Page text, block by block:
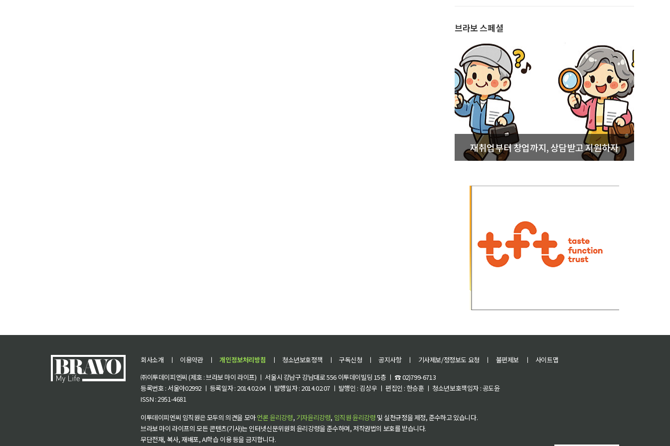
브라보 스페셜
재취업부터 창업까지, 상담받고 지원하자
회사소개 ㅣ 이용약관 ㅣ 개인정보처리방침 ㅣ 청소년보호정책 ㅣ 구독신청 ㅣ 공지사항 ㅣ 기사제보/정정보도 요청 ㅣ 불편제보 ㅣ
사이트맵
㈜이투데이피엔씨 (제호 : 브라보 마이 라이프) ㅣ 서울시 강남구 강남대로 556 이투데이빌딩 15층 ㅣ ☎ 02)799-6713
등록번호 : 서울아02992 ㅣ 등록일자 : 2014.02.04 ㅣ 발행일자 : 2014.02.07 ㅣ 발행인 : 김상우 ㅣ 편집인 : 한승훈 ㅣ 청소년보호책임자 : 공도윤
ISSN : 2951-4681
이투데이피엔씨 임직원은 모두의 의견을 모아언론 윤리강령, 기자윤리강령, 임직원 윤리강령 및 실천규정을 제정, 준수하고 있습니다.
브라보 마이 라이프의 모든 콘텐츠(기사)는 인터넷신문위원회 윤리강령을 준수하며, 저작권법의 보호를 받습니다.
무단전재, 복사, 재배포, AI학습 이용 등을 금지합니다.